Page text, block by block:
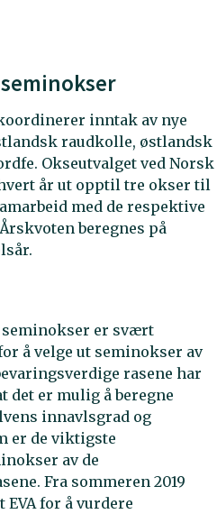
inntak av nye
raudkolle, østlandsk
Okseutvalget ved Norsk
år ut opptil tre okser til
med de respektive
beregnes på
er svært
å velge ut seminokser av
rasene har
det er mulig å beregne
innavlsgrad og
er de viktigste
av de
Fra sommeren 2019
for å vurdere